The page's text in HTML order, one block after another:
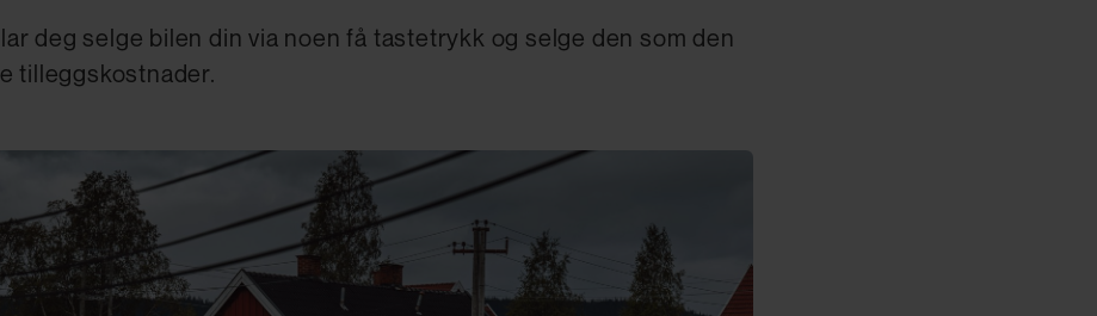
deg selge bilen din via noen få tastetrykk og selge den som den
tilleggskostnader.